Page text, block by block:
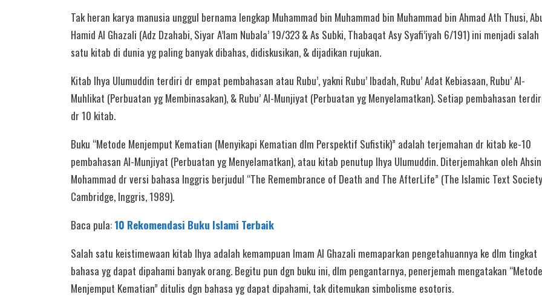
Tak heran karya manusia unggul bernama lengkap Muhammad bin Muhammad bin Muhammad bin Ahmad Ath Thusi,
Hamid Al Ghazali (Adz Dzahabi, Siyar A’lam Nubala’ 19/323 & As Subki, Thabaqat Asy Syafi’iyah 6/191) ini menjadi salah
satu kitab di dunia yg paling banyak dibahas, didiskusikan, & dijadikan rujukan.
Kitab Ihya Ulumuddin terdiri dr empat pembahasan atau Rubu’, yakni Rubu’ Ibadah, Rubu’ Adat Kebiasaan, Rubu’ Al-
Muhlikat (Perbuatan yg Membinasakan), & Rubu’ Al-Munjiyat (Perbuatan yg Menyelamatkan). Setiap pembahasan
dr 10 kitab.
Buku “Metode Menjemput Kematian (Menyikapi Kematian dlm Perspektif Sufistik)” adalah terjemahan dr kitab ke-10
pembahasan Al-Munjiyat (Perbuatan yg Menyelamatkan), atau kitab penutup Ihya Ulumuddin. Diterjemahkan oleh Ahsin
Mohammad dr versi bahasa Inggris berjudul “The Remembrance of Death and The AfterLife” (The Islamic Text
Cambridge, Inggris, 1989).
Baca pula: 10 Rekomendasi Buku Islami Terbaik
Salah satu keistimewaan kitab Ihya adalah kemampuan Imam Al Ghazali memaparkan pengetahuannya ke dlm tingkat
bahasa yg dapat dipahami banyak orang. Begitu pun dgn buku ini, dlm pengantarnya, penerjemah mengatakan “Metode
Menjemput Kematian” ditulis dgn bahasa yg dapat dipahami, tak ditemukan simbolisme esotoris.